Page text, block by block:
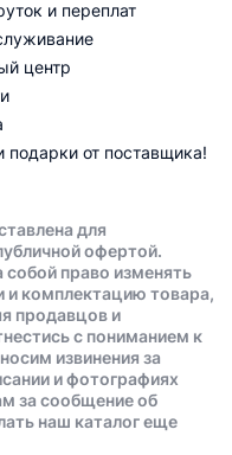
и переплат
центр
от поставщика!
для
офертой.
право изменять
и комплектацию товара,
продавцов и
с пониманием к
извинения за
и фотографиях
за сообщение об
наш каталог еще